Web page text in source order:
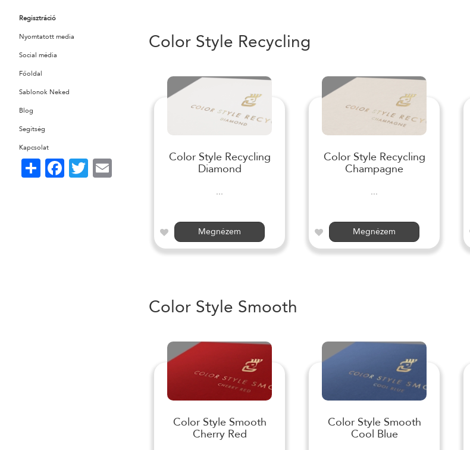
Regisztráció
Nyomtatott media
Social média
Főoldal
Sablonok Neked
Blog
Segítség
Kapcsolat
Share FacebookTwitterEmail
Color Style Recycling
Color Style Recycling
Diamond
...
Megnézem
Color Style Recycling
Champagne
...
Megnézem
Color Style Smooth
Color Style Smooth
Cherry Red
Color Style Smooth
Cool Blue